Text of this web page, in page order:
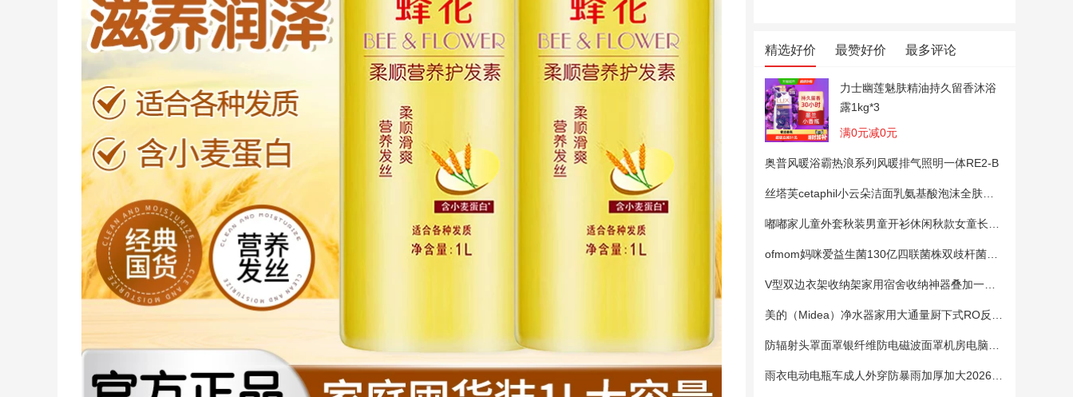
精选好价 最赞好价 最多评论
力士幽莲魅肤精油持久留香沐浴
露1kg*3
满0元减0元
奥普风暖浴霸热浪系列风暖排气照明一体RE2-B